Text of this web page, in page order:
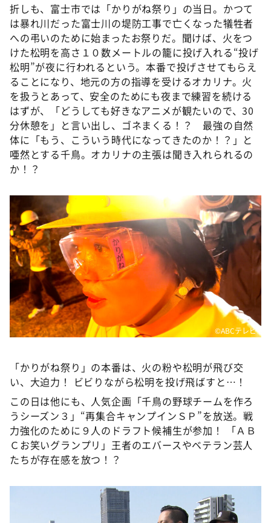
折しも、富士市では「かりがね祭り」の当日。かつて
は暴れ川だった富士川の堤防工事で亡くなった犠牲者
への弔いのために始まったお祭りだ。聞けば、火をつ
けた松明を高さ１０数メートルの籠に投げ入れる“投げ
松明”が夜に行われるという。本番で投げさせてもらえ
ることになり、地元の方の指導を受けるオカリナ。火
を扱うとあって、安全のためにも夜まで練習を続ける
はずが、「どうしても好きなアニメが観たいので、30
分休憩を」と言い出し、ゴネまくる！？ 最強の自然
体に「もう、こういう時代になってきたのか！？」と
唖然とする千鳥。オカリナの主張は聞き入れられるの
か！？
©ABCテレビ
「かりがね祭り」の本番は、火の粉や松明が飛び交
い、大迫力！ ビビりながら松明を投げ飛ばすと…！
この日は他にも、人気企画「千鳥の野球チームを作ろ
うシーズン３」“再集合キャンプインＳＰ”を放送。戦
力強化のために９人のドラフト候補生が参加！ 「ＡＢ
Ｃお笑いグランプリ」王者のエバースやベテラン芸人
たちが存在感を放つ！？